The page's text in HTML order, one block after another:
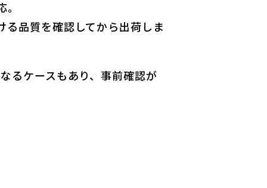
品質を確認してから出荷しま
るケースもあり、事前確認が